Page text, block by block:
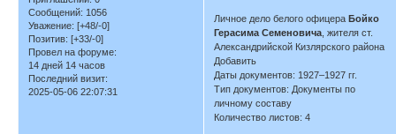
Сообщений: 1056
Уважение: [+48/-0]
Позитив: [+33/-0]
Провел на форуме:
14 дней 14 часов
Последний визит:
2025-05-06 22:07:31
Личное дело белого офицера Бойко
Герасима Семеновича , жителя ст.
Александрийской Кизлярского района
Добавить
Даты документов: 1927–1927 гг.
Тип документов: Документы по
личному составу
Количество листов: 4